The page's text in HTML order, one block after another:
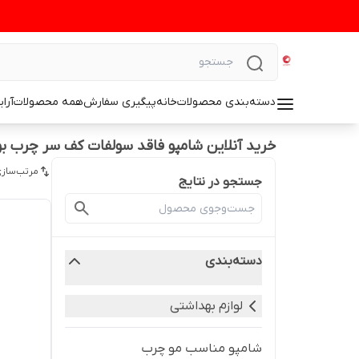
دسته‌بندی محصولاتخانهپیگیری سفارشهمه محصولات
خرید آنلاین شامپو فاقد سولفات کف سر چرب
جستجو در نتایج
دسته‌بندی
لوازم بهداشتی
شامپو مناسب مو چرب